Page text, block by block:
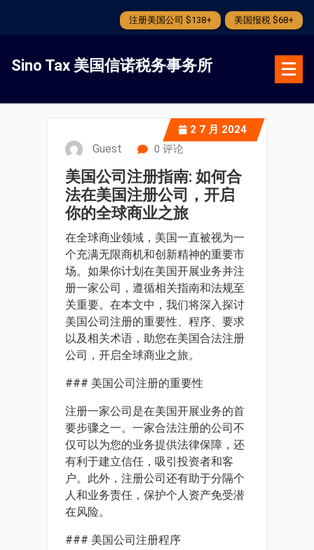
注册美国公司 $138+ 美国报税 $68+
Sino Tax 美国信诺税务事务所
2 7 月 2024
Guest 0 评论
美国公司注册指南: 如何合
法在美国注册公司，开启
你的全球商业之旅
在全球商业领域，美国一直被视为一
个充满无限商机和创新精神的重要市
场。如果你计划在美国开展业务并注
册一家公司，遵循相关指南和法规至
关重要。在本文中，我们将深入探讨
美国公司注册的重要性、程序、要求
以及相关术语，助您在美国合法注册
公司，开启全球商业之旅。
### 美国公司注册的重要性
注册一家公司是在美国开展业务的首
要步骤之一。一家合法注册的公司不
仅可以为您的业务提供法律保障，还
有利于建立信任，吸引投资者和客
户。此外，注册公司还有助于分隔个
人和业务责任，保护个人资产免受潜
在风险。
### 美国公司注册程序